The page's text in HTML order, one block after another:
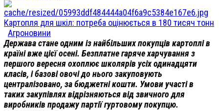
Картопля для шкіл: потреба оцінюється в 180 тисяч тонн
Агроновини
Держава стане одним із найбільших покупців картоплі в
країні вже цієї осені. Безплатне гаряче харчування з
першого вересня охоплює школярів усіх одинадцяти
класів, і базові овочі до нього закуповують
централізовано, за бюджетні кошти. Умови участі в
таких закупівлях відрізняються від звичного для
виробників продажу партії гуртовому покупцю.